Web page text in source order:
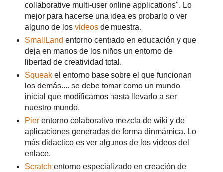
collaborative multi-user online applications". Lo
mejor para hacerse una idea es probarlo o ver
alguno de los videosde muestra.
SmallLand entorno centrado en educación y que
deja en manos de los niños un entorno de
libertad de creatividad total.
Squeakel entorno base sobre el que funcionan
los demás.... se debe tomar como un mundo
inicial que modificamos hasta llevarlo a ser
nuestro mundo.
Pierentorno colaborativo mezcla de wiki y de
aplicaciones generadas de forma dinmámica. Lo
más didactico es ver algunos de los videos del
enlace.
Scratch entorno especializado en creación de